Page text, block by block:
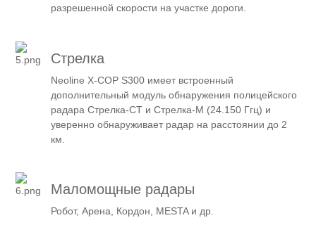
разрешенной скорости на участке дороги.
Стрелка
Neoline X-COP S300 имеет встроенный
дополнительный модуль обнаружения полицейского
радара Стрелка-СТ и Стрелка-М (24.150 Ггц) и
уверенно обнаруживает радар на расстоянии до 2
км.
Маломощные радары
Робот, Арена, Кордон, MESTA и др.